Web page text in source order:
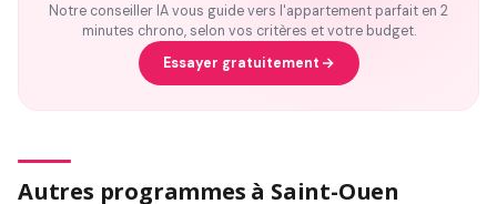
Notre conseiller IA vous guide vers l'appartement parfait en 2
minutes chrono, selon vos critères et votre budget.
Essayer gratuitement
Autres programmes à Saint-Ouen